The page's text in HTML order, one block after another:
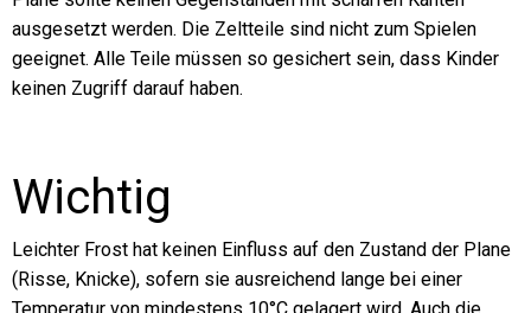
ausgesetzt werden. Die Zeltteile sind nicht zum Spielen
geeignet. Alle Teile müssen so gesichert sein, dass Kinder
keinen Zugriff darauf haben.
Wichtig
Leichter Frost hat keinen Einfluss auf den Zustand der Plane
(Risse, Knicke), sofern sie ausreichend lange bei einer